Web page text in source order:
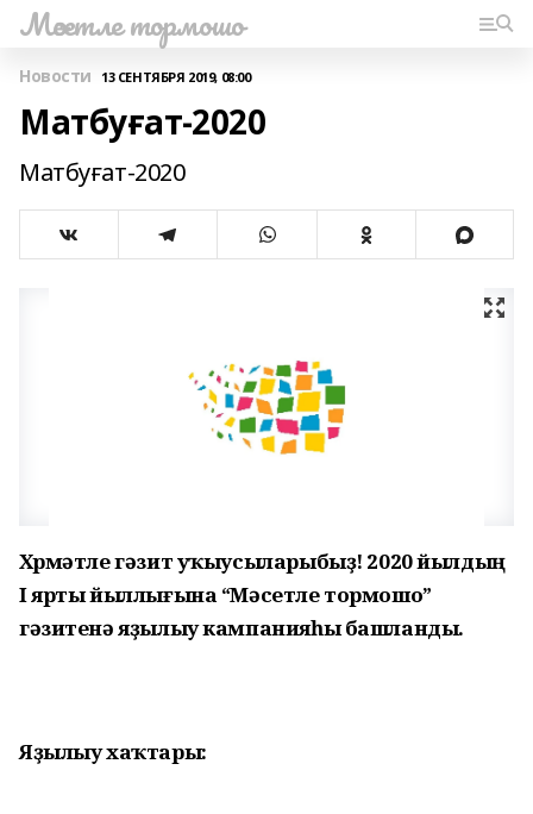
Мәсетле тормошо
Новости 13 СЕНТЯБРЯ 2019, 08:00
Матбуғат-2020
Матбуғат-2020
Хөрмәтле гәзит уҡыусыларыбыҙ! 2020 йылдың
I ярты йыллығына “Мәсетле тормошо”
гәзитенә яҙылыу кампанияһы башланды.
Яҙылыу хаҡтары: